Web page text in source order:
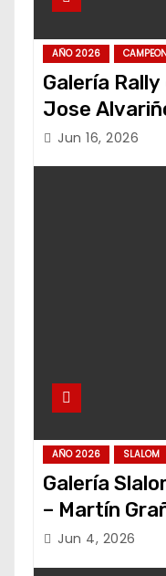
AÑO 2026
Galería
Jose
Jun 16, 2026
AÑO 2026 SLALOM
Galería
– Martín
Jun 4, 2026